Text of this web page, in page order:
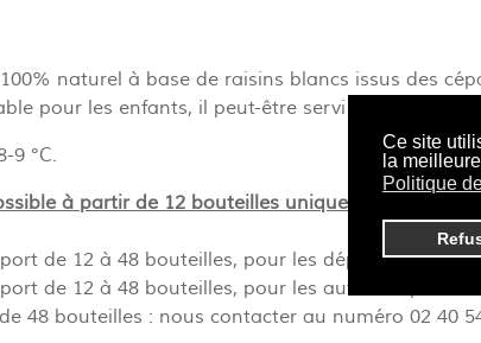
Ce site
la
Politique
naturel à base de raisins blancs issus des
pour les enfants, il peut-être servi à l’apéritif
9 °C.
à partir de 12 bouteilles uniquement en
de 12 à 48 bouteilles, pour les départements
de 12 à 48 bouteilles, pour les autres
48 bouteilles : nous contacter au numéro 02 40